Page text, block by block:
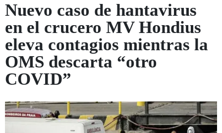
Nuevo caso de hantavirus
en el crucero MV Hondius
eleva contagios mientras la
OMS descarta “otro
COVID”